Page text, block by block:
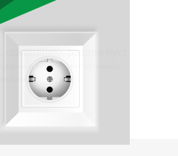
К сожалению, раздел пуст
В данный момент нет активных